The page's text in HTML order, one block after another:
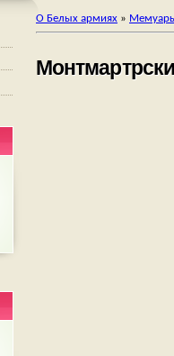
О Белых армиях »